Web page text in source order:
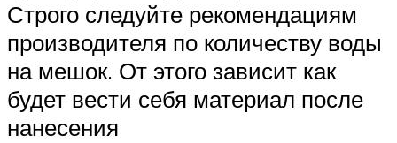
Строго следуйте рекомендациям
производителя по количеству воды
на мешок. От этого зависит как
будет вести себя материал после
нанесения